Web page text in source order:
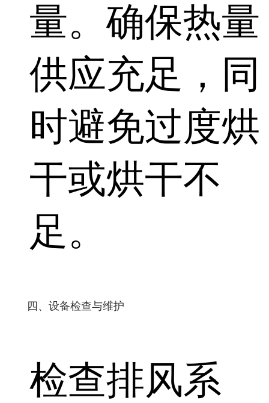
量。确保热量
供应充足，同
时避免过度烘
干或烘干不
足。
四、设备检查与维护
检查排风系